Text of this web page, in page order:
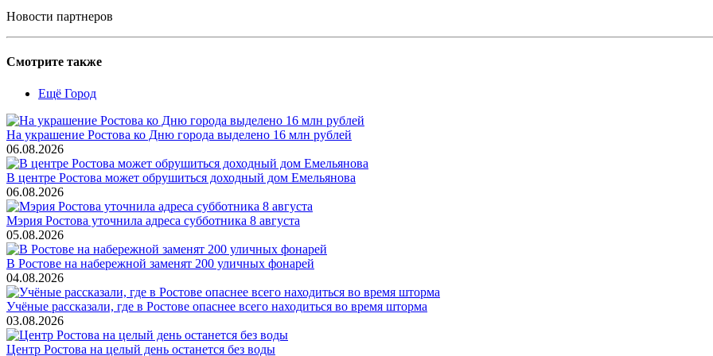
Новости партнеров
Смотрите также
Ещё Город
На украшение Ростова ко Дню города выделено 16 млн рублей
06.08.2026
В центре Ростова может обрушиться доходный дом Емельянова
06.08.2026
Мэрия Ростова уточнила адреса субботника 8 августа
05.08.2026
В Ростове на набережной заменят 200 уличных фонарей
04.08.2026
Учёные рассказали, где в Ростове опаснее всего находиться во время шторма
03.08.2026
Центр Ростова на целый день останется без воды